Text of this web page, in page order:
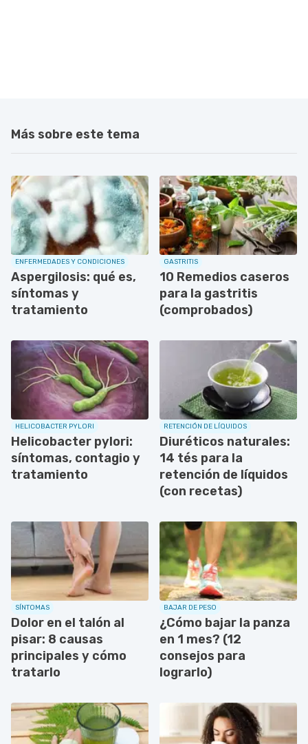
Más sobre este tema
ENFERMEDADES Y CONDICIONES
Aspergilosis: qué es,
síntomas y
tratamiento
GASTRITIS
10 Remedios caseros
para la gastritis
(comprobados)
HELICOBACTER PYLORI
Helicobacter pylori:
síntomas, contagio y
tratamiento
RETENCIÓN DE LÍQUIDOS
Diuréticos naturales:
14 tés para la
retención de líquidos
(con recetas)
SÍNTOMAS
Dolor en el talón al
pisar: 8 causas
principales y cómo
tratarlo
BAJAR DE PESO
¿Cómo bajar la panza
en 1 mes? (12
consejos para
lograrlo)